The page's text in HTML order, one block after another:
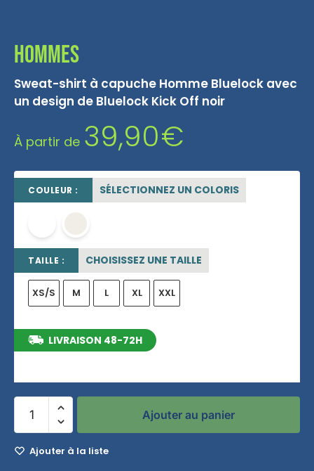
Hommes
Sweat-shirt à capuche Homme Bluelock avec
un design de Bluelock Kick Off noir
À partir de 39,90€
COULEUR : SÉLECTIONNEZ UN COLORIS
TAILLE : CHOISISSEZ UNE TAILLE
XS/S M L XL XXL
LIVRAISON 48-72H
Ajouter au panier
Ajouter à la liste